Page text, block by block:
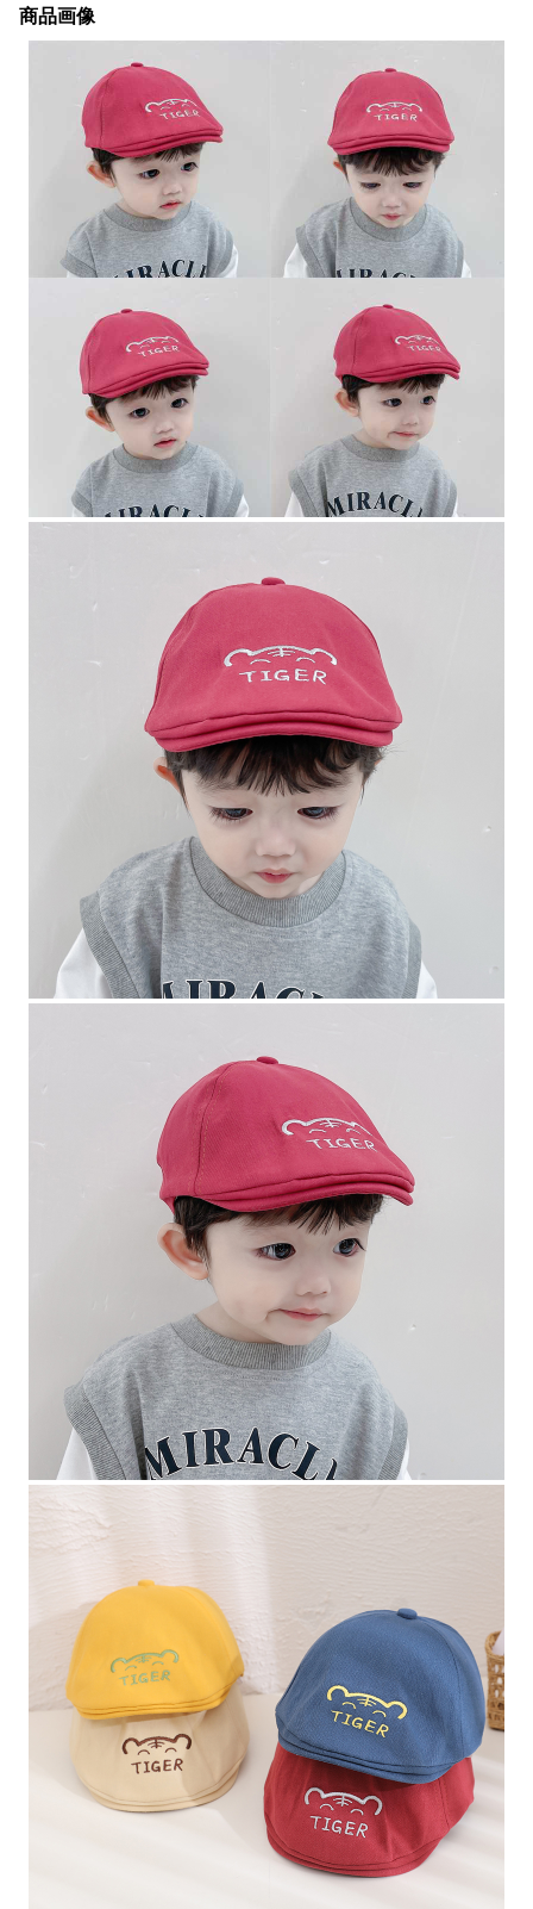
商品画像